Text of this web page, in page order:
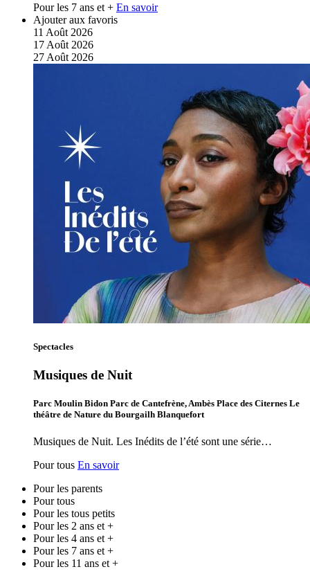
Pour les 7 ans et + En savoir
Ajouter aux favoris
11 Août 2026
17 Août 2026
27 Août 2026
Spectacles
Musiques de Nuit
Parc Moulin Bidon Parc de Cantefrène, Ambès Place des Citernes Le
théâtre de Nature du Bourgailh Blanquefort
Musiques de Nuit. Les Inédits de l’été sont une série…
Pour tous En savoir
Pour les parents
Pour tous
Pour les tous petits
Pour les 2 ans et +
Pour les 4 ans et +
Pour les 7 ans et +
Pour les 11 ans et +